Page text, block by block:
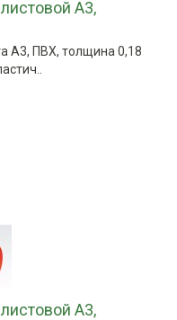
A3,
А3, ПВХ, толщина 0,18
A3,